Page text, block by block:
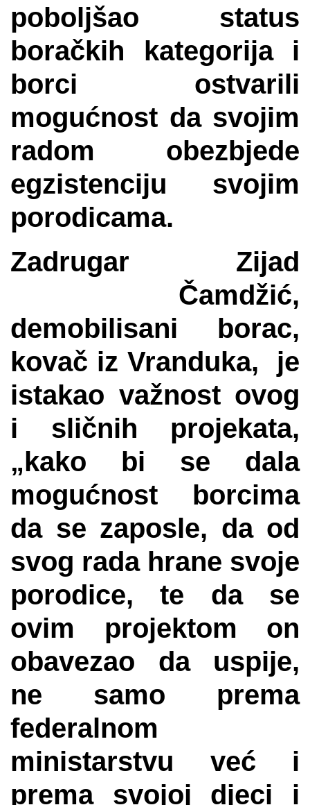
poboljšao status
boračkih kategorija i
borci ostvarili
mogućnost da svojim
radom obezbjede
egzistenciju svojim
porodicama.
Zadrugar Zijad
Čamdžić,
demobilisani borac,
kovač iz Vranduka, je
istakao važnost ovog
i sličnih projekata,
„kako bi se dala
mogućnost borcima
da se zaposle, da od
svog rada hrane svoje
porodice, te da se
ovim projektom on
obavezao da uspije,
ne samo prema
federalnom
ministarstvu već i
prema svojoj djeci i